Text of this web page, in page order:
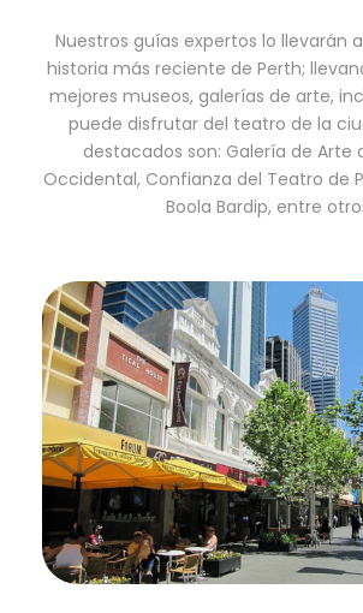
Nuestros guías expertos lo llevarán
historia más reciente de Perth;
mejores museos, galerías de arte,
puede disfrutar del teatro de la
destacados son: Galería de Arte
Occidental, Confianza del Teatro de
Boola Bardip, entre